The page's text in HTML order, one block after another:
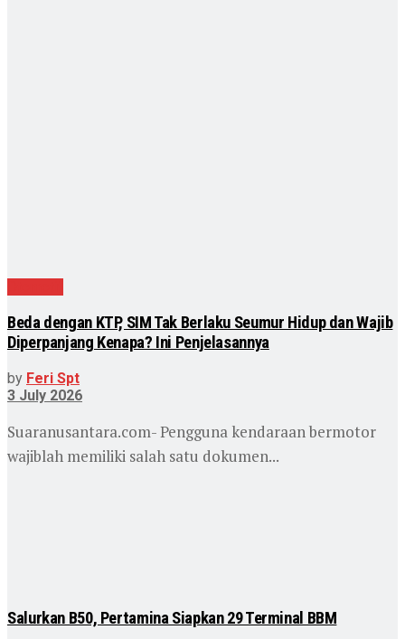
Beda dengan KTP, SIM Tak Berlaku Seumur Hidup dan Wajib
Diperpanjang Kenapa? Ini Penjelasannya
by Feri Spt
3 July 2026
Suaranusantara.com- Pengguna kendaraan bermotor
wajiblah memiliki salah satu dokumen...
Salurkan B50, Pertamina Siapkan 29 Terminal BBM